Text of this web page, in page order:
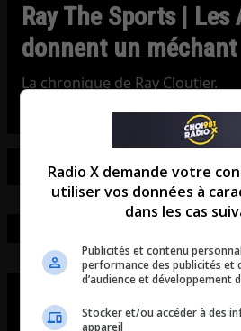
Ray The Sports | Les
donnent un
La chronique de Ray Cloutier.
Radio X demande votre
utiliser vos données à
dans les cas
Publicités et contenu
performance des publicités et
d’audience et développement
Stocker et/ou accéder à des
appareil